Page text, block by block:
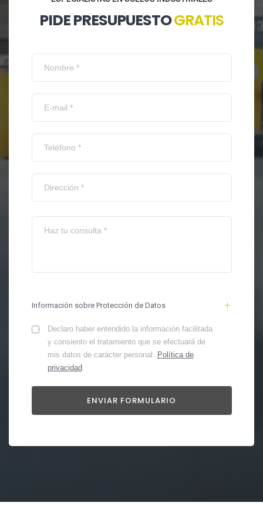
PIDE PRESUPUESTOGRATIS
Información sobre Protección de Datos
Declaro haber entendido la información facilitada
y consiento el tratamiento que se efectuará de
mis datos de carácter personal. Política de
privacidad.